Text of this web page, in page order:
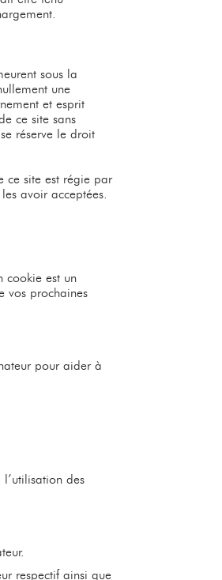
sous la
une
et esprit
ce site sans
réserve le droit
ce site est régie par
avoir acceptées.
cookie est un
vos prochaines
pour aider à
des
respectif ainsi que